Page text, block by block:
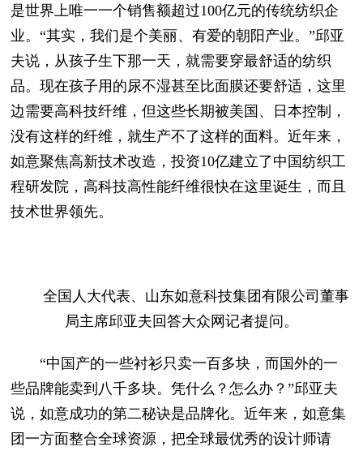
是世界上唯一一个销售额超过100亿元的传统纺织企
业。“其实，我们是个美丽、有爱的朝阳产业。”邱亚
夫说，从孩子生下那一天，就需要穿最舒适的纺织
品。现在孩子用的尿不湿甚至比面膜还要舒适，这里
边需要高科技纤维，但这些长期被美国、日本控制，
没有这样的纤维，就生产不了这样的面料。近年来，
如意聚焦高新技术改造，投资10亿建立了中国纺织工
程研发院，高科技高性能纤维很快在这里诞生，而且
技术世界领先。
全国人大代表、山东如意科技集团有限公司董事
局主席邱亚夫回答大众网记者提问。
“中国产的一些衬衫只卖一百多块，而国外的一
些品牌能卖到八千多块。凭什么？怎么办？”邱亚夫
说，如意成功的第二秘诀是品牌化。近年来，如意集
团一方面整合全球资源，把全球最优秀的设计师请